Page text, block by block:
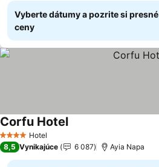
Vyberte dátumy a pozrite si presné
ceny
4 Počet hviezdičiek
Hotel
Corfu Hotel
8,5 Vynikajúce 6 087 Ayia Napa